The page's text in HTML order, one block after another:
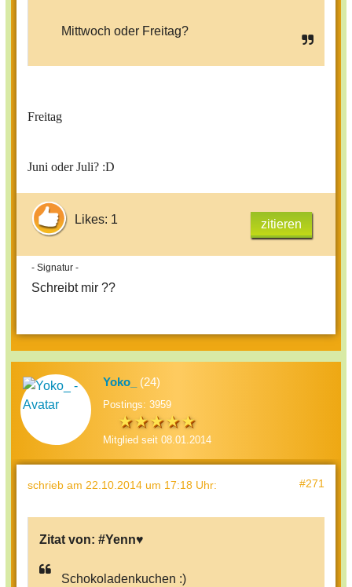
Mittwoch oder Freitag?
Freitag
Juni oder Juli? :D
Likes: 1 zitieren
- Signatur -
Schreibt mir ??
Yoko_ (24)
Postings: 3959
Mitglied seit 08.01.2014
schrieb am 22.10.2014 um 17:18 Uhr: #271
Zitat von: #Yenn♥
Schokoladenkuchen :)